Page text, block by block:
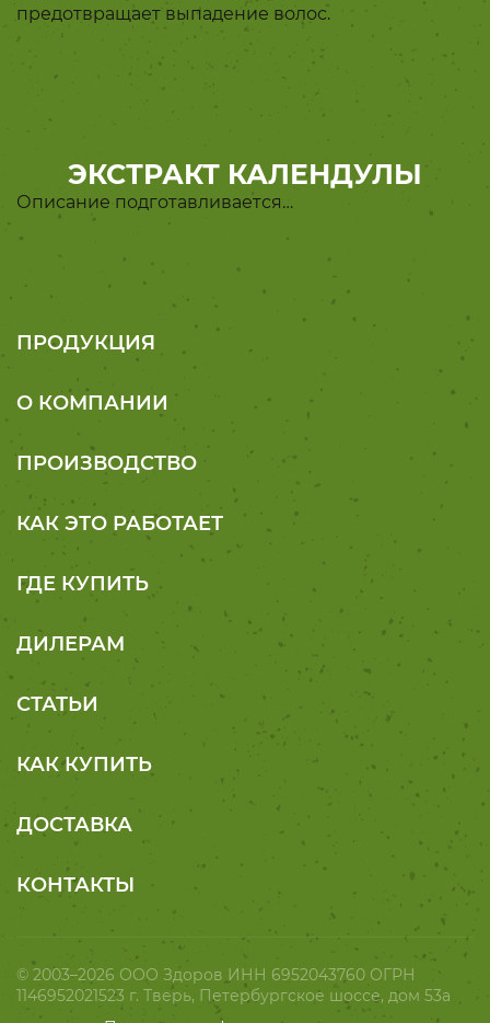
предотвращает выпадение волос.
ЭКСТРАКТ КАЛЕНДУЛЫ
Описание подготавливается…
ПРОДУКЦИЯ
О КОМПАНИИ
ПРОИЗВОДСТВО
КАК ЭТО РАБОТАЕТ
ГДЕ КУПИТЬ
ДИЛЕРАМ
СТАТЬИ
КАК КУПИТЬ
ДОСТАВКА
КОНТАКТЫ
© 2003–2026 ООО Здоров ИНН 6952043760 ОГРН
1146952021523 г. Тверь, Петербургское шоссе, дом 53а